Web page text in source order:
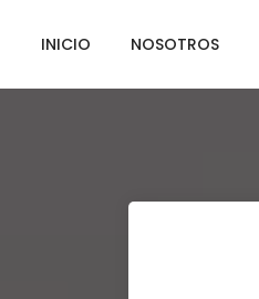
INICIO NOSOTROS